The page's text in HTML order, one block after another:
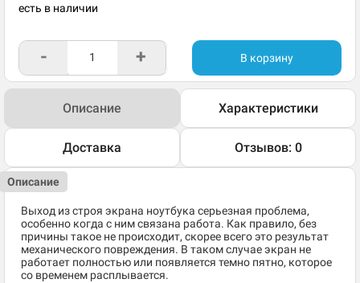
есть в наличии
- + В корзину
Описание Характеристики
Доставка Отзывов: 0
Описание
Выход из строя экрана ноутбука серьезная проблема,
особенно когда с ним связана работа. Как правило, без
причины такое не происходит, скорее всего это результат
механического повреждения. В таком случае экран не
работает полностью или появляется темно пятно, которое
со временем расплывается.